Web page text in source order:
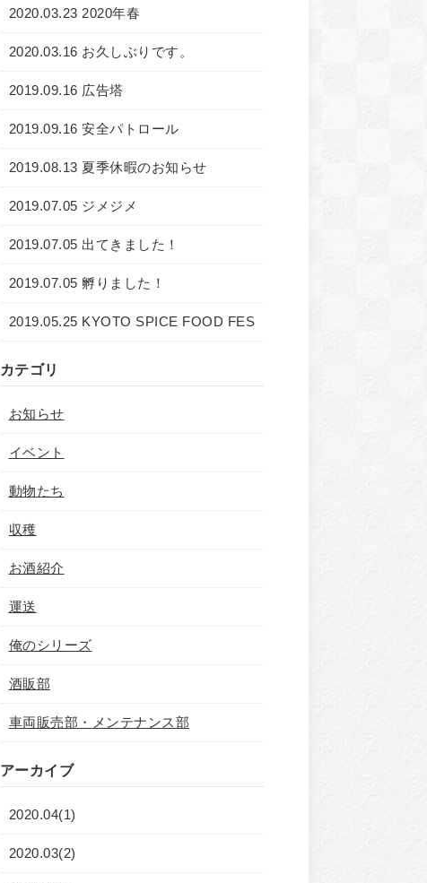
2020.03.23 2020年春
2020.03.16 お久しぶりです。
2019.09.16 広告塔
2019.09.16 安全パトロール
2019.08.13 夏季休暇のお知らせ
2019.07.05 ジメジメ
2019.07.05 出てきました！
2019.07.05 孵りました！
2019.05.25 KYOTO SPICE FOOD FES
カテゴリ
お知らせ
イベント
動物たち
収穫
お酒紹介
運送
俺のシリーズ
酒販部
車両販売部・メンテナンス部
アーカイブ
2020.04(1)
2020.03(2)